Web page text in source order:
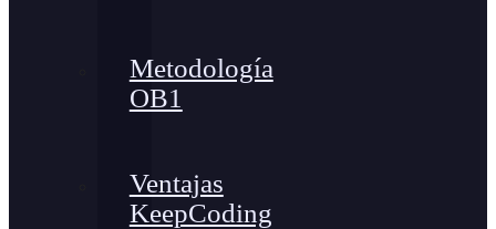
Metodología
OB1
Ventajas
KeepCoding